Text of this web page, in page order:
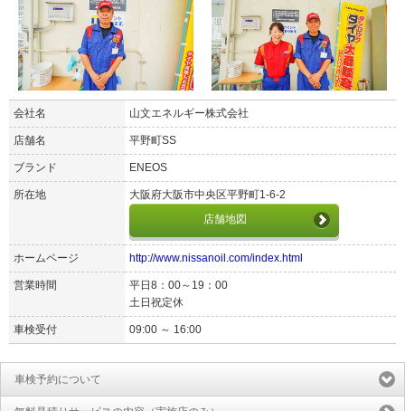
会社名 山文エネルギー株式会社
店舗名 平野町SS
ブランド ENEOS
所在地
大阪府大阪市中央区平野町1-6-2
店舗地図
ホームページ http://www.nissanoil.com/index.html
営業時間
平日8：00～19：00
土日祝定休
車検受付 09:00 ～ 16:00
車検予約について